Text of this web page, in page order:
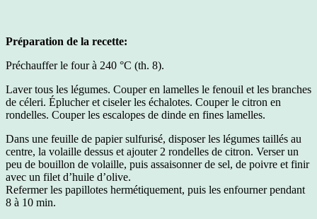
Préparation de la recette:
Préchauffer le four à 240 °C (th. 8).
Laver tous les légumes. Couper en lamelles le fenouil et les branches
de céleri. Éplucher et ciseler les échalotes. Couper le citron en
rondelles. Couper les escalopes de dinde en fines lamelles.
Dans une feuille de papier sulfurisé, disposer les légumes taillés au
centre, la volaille dessus et ajouter 2 rondelles de citron. Verser un
peu de bouillon de volaille, puis assaisonner de sel, de poivre et finir
avec un filet d’huile d’olive.
Refermer les papillotes hermétiquement, puis les enfourner pendant
8 à 10 min.